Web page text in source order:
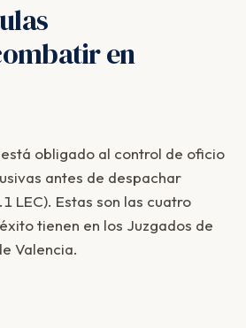
en
obligado al control de oficio
antes de despachar
LEC). Estas son las cuatro
tienen en los Juzgados de
Valencia.